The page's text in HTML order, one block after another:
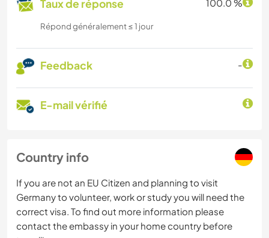
Taux de réponse 100.0 %
Répond généralement ≤ 1 jour
Feedback -
E-mail vérifié
Country info
If you are not an EU Citizen and planning to visit
Germany to volunteer, work or study you will need the
correct visa. To find out more information please
contact the embassy in your home country before